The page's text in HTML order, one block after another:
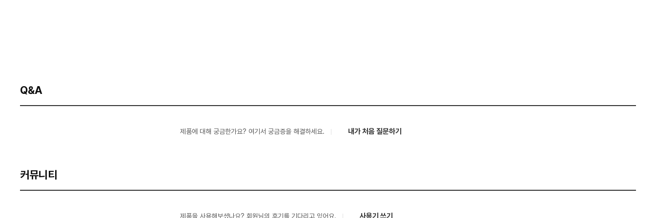
Q&A
제품에 대해 궁금한가요? 여기서 궁금증을 해결하세요. 내가 처음 질문하기
커뮤니티
제품을 사용해보셨나요? 회원님의 후기를 기다리고 있어요. 사용기 쓰기